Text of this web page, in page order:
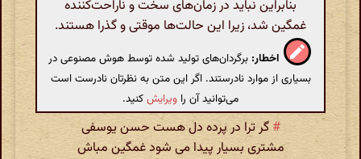
بنابراین نباید در زمان‌های سخت و ناراحت‌کننده
غمگین شد، زیرا این حالت‌ها موقتی و گذرا هستند.
اخطار: برگردان‌های تولید شده توسط هوش مصنوعی در
بسیاری از موارد نادرستند. اگر این متن به نظرتان نادرست است
می‌توانید آن را ویرایشکنید.
# گر ترا در پرده دل هست حسن یوسفی
مشتری بسیار پیدا می شود غمگین مباش